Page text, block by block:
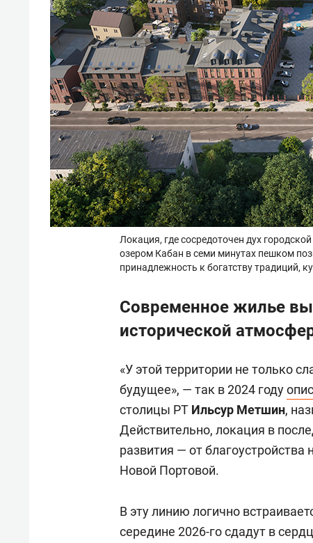
Локация, где сосредоточен дух
озером Кабан в семи минутах пешком
принадлежность к богатству традиций,
Современное жилье
исторической
«У этой территории не только
будущее», — так в 2024 году
столицы РТ Ильсур Метшин,
Действительно, локация в
развития — от
Новой Портовой.
В эту линию логично
середине 2026-го сдадут в